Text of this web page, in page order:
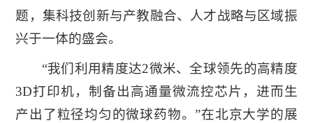
题，集科技创新与产教融合、人才战略与区域振
兴于一体的盛会。
“我们利用精度达2微米、全球领先的高精度
3D打印机，制备出高通量微流控芯片，进而生
产出了粒径均匀的微球药物。”在北京大学的展